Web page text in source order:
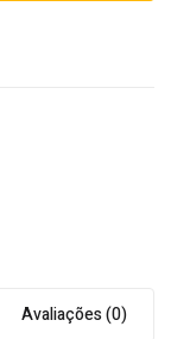
Avaliações (0)